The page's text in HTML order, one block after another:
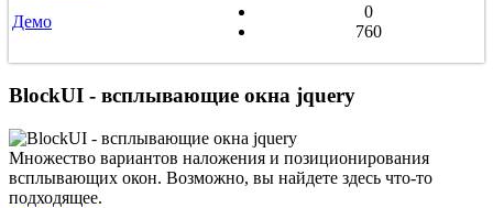
Демо
0
760
BlockUI - всплывающие окна jquery
Множество вариантов наложения и позиционирования
всплывающих окон. Возможно, вы найдете здесь что-то
подходящее.